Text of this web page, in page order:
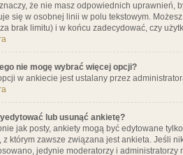
że nie masz odpowiednich uprawnień,
się w osobnej linii w polu tekstowym.
brak limitu) i w końcu zadecydować, czy
nie mogę wybrać więcej opcji?
w ankiecie jest ustalany przez
lub usunąć ankietę?
jak posty, ankiety mogą być edytowane
z którym zawsze związana jest ankieta. Jeśli
jedynie moderatorzy i